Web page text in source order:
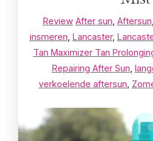
Review After sun Aftersun
insmeren Lancaster,
Tan Maximizer Tan
Repairing After Sun
verkoelende aftersun